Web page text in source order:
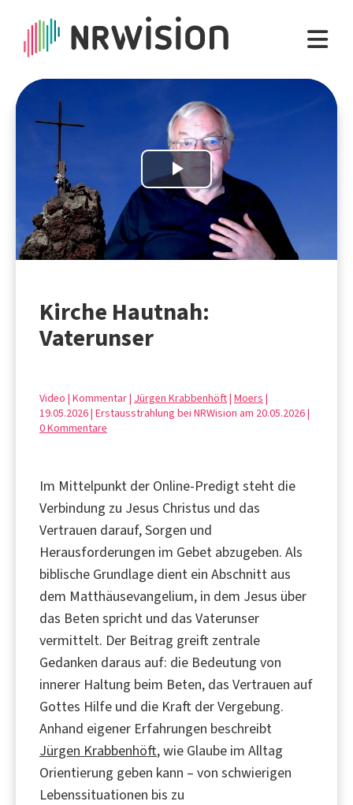
Play
Video
Kirche Hautnah:
Vaterunser
Video | Kommentar | Jürgen Krabbenhöft| Moers |
19.05.2026 | Erstausstrahlung bei NRWision am 20.05.2026 |
0 Kommentare
Im Mittelpunkt der Online-Predigt steht die
Verbindung zu Jesus Christus und das
Vertrauen darauf, Sorgen und
Herausforderungen im Gebet abzugeben. Als
biblische Grundlage dient ein Abschnitt aus
dem Matthäusevangelium, in dem Jesus über
das Beten spricht und das Vaterunser
vermittelt. Der Beitrag greift zentrale
Gedanken daraus auf: die Bedeutung von
innerer Haltung beim Beten, das Vertrauen auf
Gottes Hilfe und die Kraft der Vergebung.
Anhand eigener Erfahrungen beschreibt
Jürgen Krabbenhöft, wie Glaube im Alltag
Orientierung geben kann – von schwierigen
Lebenssituationen bis zu